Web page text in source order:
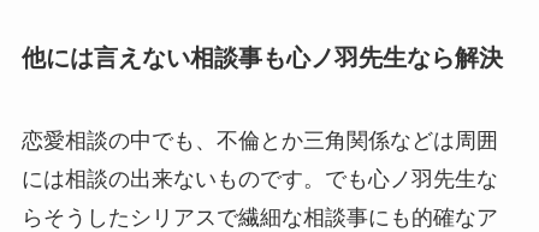
他には言えない相談事も心ノ羽先生なら解決
恋愛相談の中でも、不倫とか三角関係などは周囲
には相談の出来ないものです。でも心ノ羽先生な
らそうしたシリアスで繊細な相談事にも的確なア